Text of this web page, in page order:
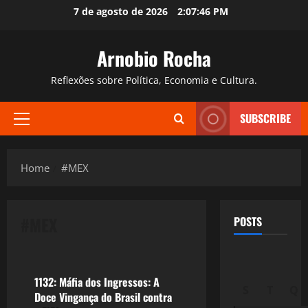
7 de agosto de 2026 2:07:47 PM
Arnobio Rocha
Reflexões sobre Política, Economia e Cultura.
Primary
SUBSCRIBE
Home #MEX
1132: Máfia dos Ingressos: A
Doce Vingança do Brasil contra
POSTS